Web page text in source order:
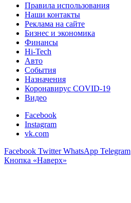
Правила использования
Наши контакты
Реклама на сайте
Бизнес и экономика
Финансы
Hi-Tech
Авто
События
Назначения
Коронавирус COVID-19
Видео
Facebook
Instagram
vk.com
Facebook Twitter WhatsApp Telegram
Кнопка «Наверх»